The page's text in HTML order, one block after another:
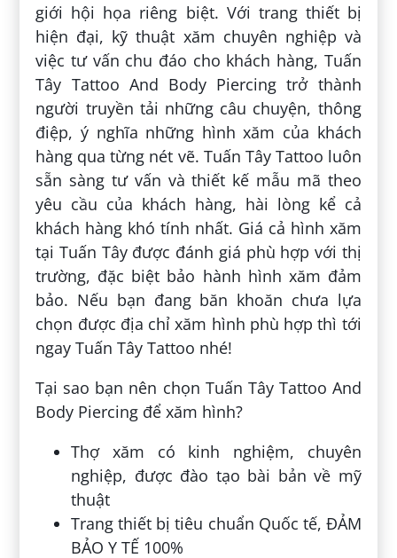
giới hội họa riêng biệt. Với trang thiết bị
hiện đại, kỹ thuật xăm chuyên nghiệp và
việc tư vấn chu đáo cho khách hàng, Tuấn
Tây Tattoo And Body Piercing trở thành
người truyền tải những câu chuyện, thông
điệp, ý nghĩa những hình xăm của khách
hàng qua từng nét vẽ. Tuấn Tây Tattoo luôn
sẵn sàng tư vấn và thiết kế mẫu mã theo
yêu cầu của khách hàng, hài lòng kể cả
khách hàng khó tính nhất. Giá cả hình xăm
tại Tuấn Tây được đánh giá phù hợp với thị
trường, đặc biệt bảo hành hình xăm đảm
bảo. Nếu bạn đang băn khoăn chưa lựa
chọn được địa chỉ xăm hình phù hợp thì tới
ngay Tuấn Tây Tattoo nhé!
Tại sao bạn nên chọn Tuấn Tây Tattoo And
Body Piercing để xăm hình?
Thợ xăm có kinh nghiệm, chuyên
nghiệp, được đào tạo bài bản về mỹ
thuật
Trang thiết bị tiêu chuẩn Quốc tế, ĐẢM
BẢO Y TẾ 100%